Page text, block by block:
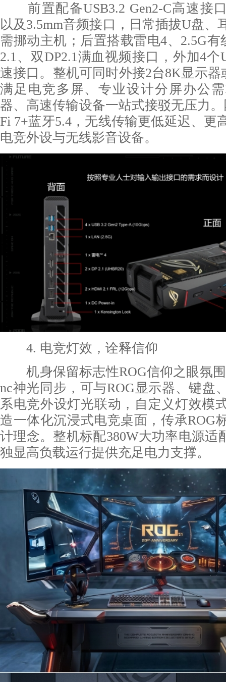
前置配备USB3.2 Gen2-C高速接
以及3.5mm音频接口，日常插拔U盘、
需挪动主机；后置搭载雷电4、2.5G
2.1、双DP2.1满血视频接口，外加4个
速接口。整机可同时外接2台8K显示器
满足电竞多屏、专业设计分屏办公
器、高速传输设备一站式接驳无压力
Fi 7+蓝牙5.4，无线传输更低延迟、更
电竞外设与无线影音设备。
4. 电竞灯效，诠释信仰
机身保留标志性ROG信仰之眼氛围
nc神光同步，可与ROG显示器、键盘
系电竞外设灯光联动，自定义灯效模
造一体化沉浸式电竞桌面，传承ROG
计理念。整机标配380W大功率电源适
独显高负载运行提供充足电力支撑。